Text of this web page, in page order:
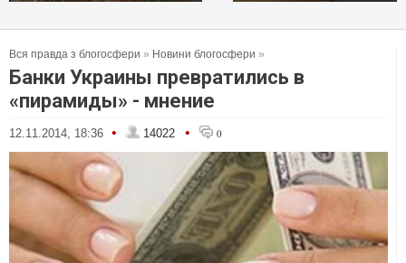
Вся правда з блогосфери » Новини блогосфери »
Банки Украины превратились в
«пирамиды» - мнение
12.11.2014, 18:36 • 14022 • 0